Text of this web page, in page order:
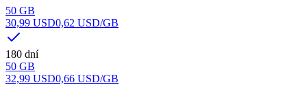
50 GB
30,99 USD0,62 USD/GB
180 dní
50 GB
32,99 USD0,66 USD/GB